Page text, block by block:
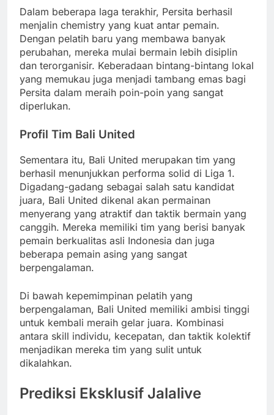
Dalam beberapa laga terakhir, Persita berhasil
menjalin chemistry yang kuat antar pemain.
Dengan pelatih baru yang membawa banyak
perubahan, mereka mulai bermain lebih disiplin
dan terorganisir. Keberadaan bintang-bintang lokal
yang memukau juga menjadi tambang emas bagi
Persita dalam meraih poin-poin yang sangat
diperlukan.
Profil Tim Bali United
Sementara itu, Bali United merupakan tim yang
berhasil menunjukkan performa solid di Liga 1.
Digadang-gadang sebagai salah satu kandidat
juara, Bali United dikenal akan permainan
menyerang yang atraktif dan taktik bermain yang
canggih. Mereka memiliki tim yang berisi banyak
pemain berkualitas asli Indonesia dan juga
beberapa pemain asing yang sangat
berpengalaman.
Di bawah kepemimpinan pelatih yang
berpengalaman, Bali United memiliki ambisi tinggi
untuk kembali meraih gelar juara. Kombinasi
antara skill individu, kecepatan, dan taktik kolektif
menjadikan mereka tim yang sulit untuk
dikalahkan.
Prediksi Eksklusif Jalalive